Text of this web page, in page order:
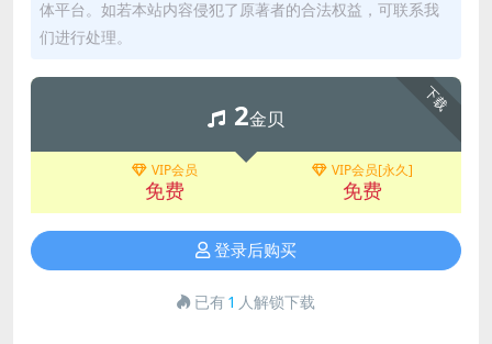
体平台。如若本站内容侵犯了原著者的合法权益，可联系我
们进行处理。
下载
2金贝
VIP会员
免费
VIP会员[永久]
免费
登录后购买
已有1 人解锁下载